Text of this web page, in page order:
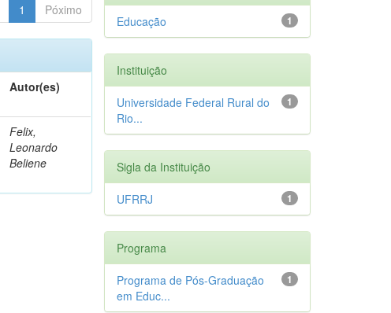
1 Póximo
Autor(es)
Felix,
Leonardo
Beliene
1
Educação
Instituição
1
Universidade Federal Rural do
Rio...
Sigla da Instituição
1
UFRRJ
Programa
1
Programa de Pós-Graduação
em Educ...